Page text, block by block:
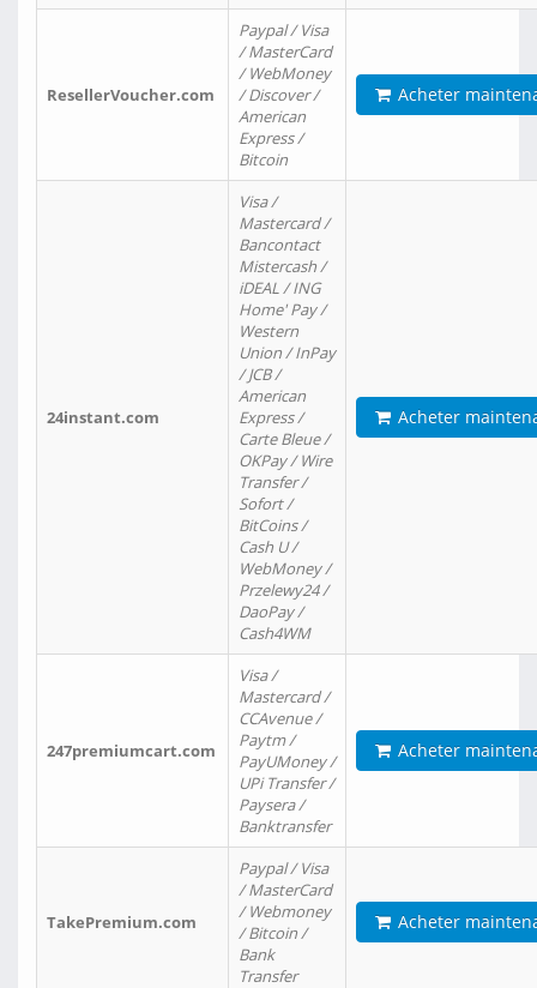
ResellerVoucher.com
Paypal / Visa
/ MasterCard
/ WebMoney
/ Discover /
American
Express /
Bitcoin
Acheter
24instant.com
Visa /
Mastercard /
Bancontact
Mistercash /
iDEAL / ING
Home' Pay /
Western
Union / InPay
/ JCB /
American
Express /
Carte Bleue /
OKPay / Wire
Transfer /
Sofort /
BitCoins /
Cash U /
WebMoney /
Przelewy24 /
DaoPay /
Cash4WM
Acheter
247premiumcart.com
Visa /
Mastercard /
CCAvenue /
Paytm /
PayUMoney /
UPi Transfer /
Paysera /
Banktransfer
Acheter
TakePremium.com
Paypal / Visa
/ MasterCard
/ Webmoney
/ Bitcoin /
Bank
Transfer
Acheter